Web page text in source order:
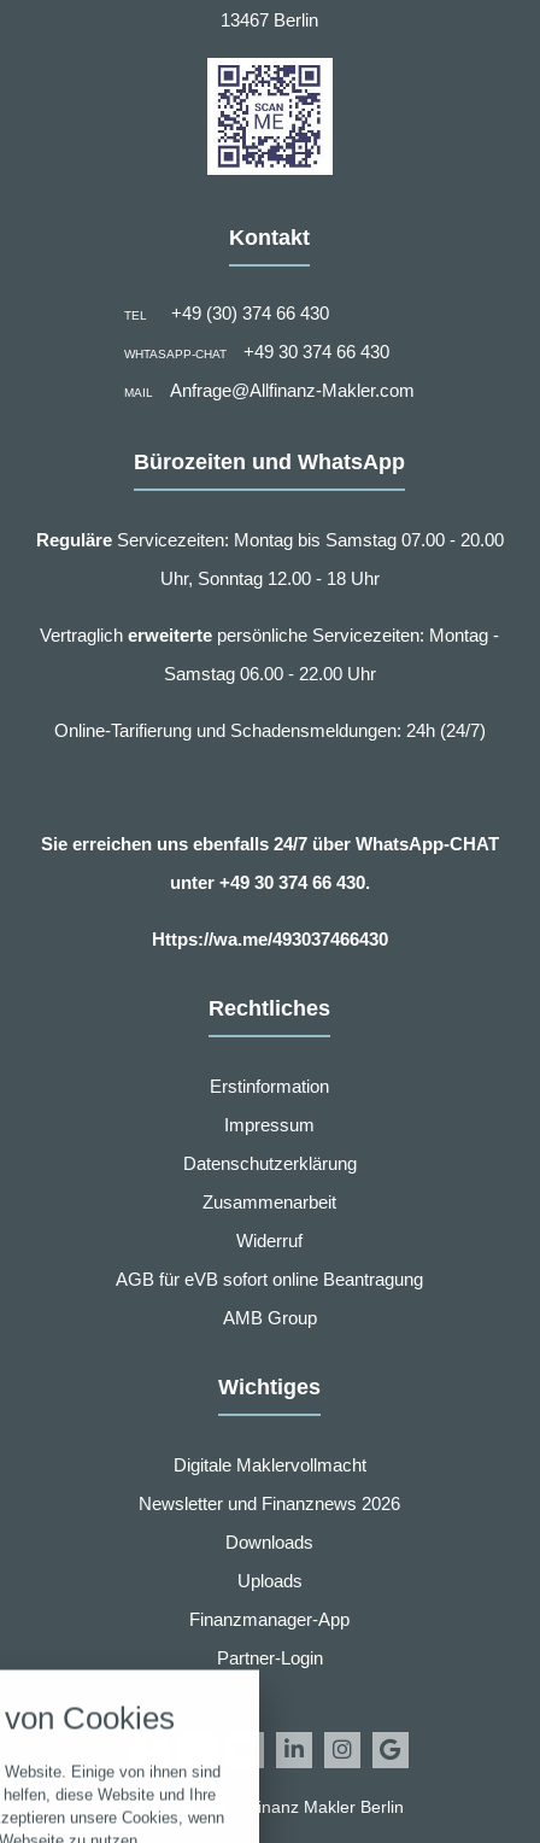
13467 Berlin
Kontakt
TEL +49 (30) 374 66 430
WHTASAPP-CHAT +49 30 374 66 430
MAIL Anfrage@Allfinanz-Makler.com
Bürozeiten und WhatsApp
ReguläreServicezeiten: Montag bis Samstag 07.00 - 20.00
Uhr, Sonntag 12.00 - 18 Uhr
Vertraglicherweiterte persönliche Servicezeiten: Montag -
Samstag 06.00 - 22.00 Uhr
Online-Tarifierung und Schadensmeldungen: 24h (24/7)
Sie erreichen uns ebenfalls 24/7 über WhatsApp-CHAT
unter +49 30 374 66 430.
Https://wa.me/493037466430
Rechtliches
Erstinformation
Impressum
Datenschutzerklärung
Zusammenarbeit
Widerruf
AGB für eVB sofort online Beantragung
AMB Group
Wichtiges
Digitale Maklervollmacht
Newsletter und Finanznews 2026
Downloads
Uploads
Finanzmanager-App
Partner-Login
© 2026 AMB Allfinanz Makler Berlin
Cookies
Einige von ihnen sind
diese Website und Ihre
unsere Cookies, wenn
folgende Kategorien zu
Notwendig